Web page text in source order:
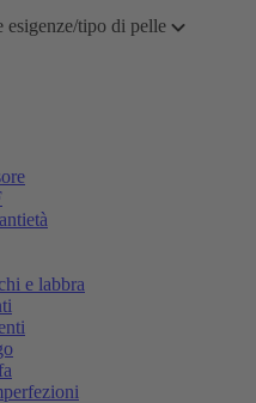
esigenze/tipo di pelle
e labbra